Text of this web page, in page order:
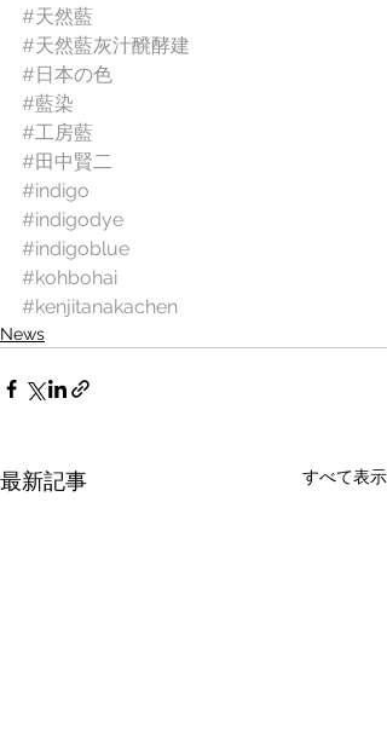
#天然藍
#天然藍灰汁醗酵建
#日本の色
#藍染
#工房藍
#田中賢二
#indigo
#indigodye
#indigoblue
#kohbohai
#kenjitanakachen
News
最新記事 すべて表示